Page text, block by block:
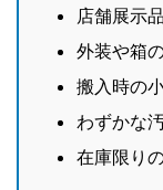
店舗展示品
外装や箱
搬入時の
わずかな
在庫限り